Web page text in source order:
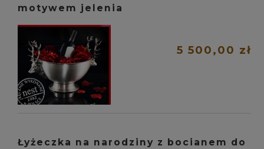
motywem jelenia
5 500,00 zł
Łyżeczka na narodziny z bocianem do